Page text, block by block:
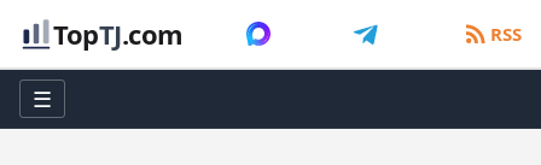
TopTJ.com RSS
☰